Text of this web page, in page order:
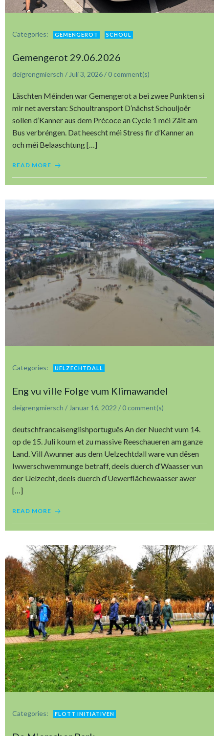
Categories: GEMENGEROT SCHOUL
Gemengerot 29.06.2026
deigrengmiersch / Juli 3, 2026/ 0 comment(s)
Läschten Méinden war Gemengerot a bei zwee Punkten si
mir net averstan: Schoultransport D’nächst Schouljoër
sollen d’Kanner aus dem Précoce an Cycle 1 méi Zäit am
Bus verbréngen. Dat heescht méi Stress fir d’Kanner an
och méi Belaaschtung […]
READ MORE
Categories: UELZECHTDALL
Eng vu ville Folge vum Klimawandel
deigrengmiersch / Januar 16, 2022 / 0 comment(s)
deutschfrancaisenglishportuguês An der Nuecht vum 14.
op de 15. Juli koum et zu massive Reeschaueren am ganze
Land. Vill Awunner aus dem Uelzechtdall ware vun dësen
Iwwerschwemmunge betraff, deels duerch d‘Waasser vun
der Uelzecht, deels duerch d‘Uewerflächewaasser awer
[…]
READ MORE
Categories: FLOTT INITIATIVEN